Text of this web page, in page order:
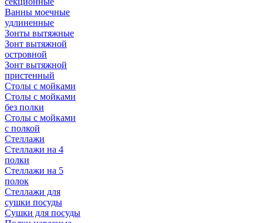
Ванны моечные
удлиненные
Зонты вытяжные
Зонт вытяжной
островной
Зонт вытяжной
пристенный
Столы с мойками
Столы с мойками
без полки
Столы с мойками
с полкой
Стеллажи
Стеллажи на 4
полки
Стеллажи на 5
полок
Стеллажи для
сушки посуды
Сушки для посуды